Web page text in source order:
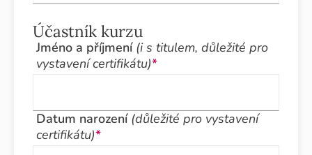
Účastník kurzu
Jméno a příjmení (i s titulem, důležité pro
vystavení certifikátu)*
Datum narození (důležité pro vystavení
certifikátu)*